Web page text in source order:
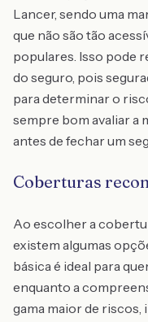
Lancer, sendo uma
que não são tão
populares. Isso pode
do seguro, pois
para determinar o
sempre bom avaliar a
antes de fechar um
Coberturas
Ao escolher a
existem algumas
básica é ideal para
enquanto a
gama maior de